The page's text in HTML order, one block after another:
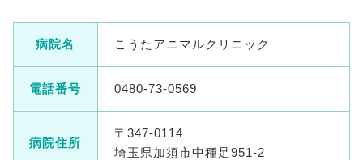
病院名 こうたアニマルクリニック
電話番号 0480-73-0569
病院住所
〒347-0114
埼玉県加須市中種足951-2